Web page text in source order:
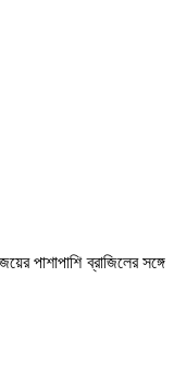
পাশাপাশি ব্রাজিলের সঙ্গে